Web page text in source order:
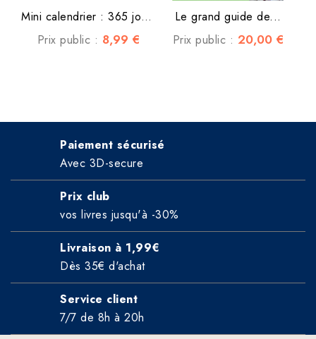
Mini calendrier : 365 jours...
Prix public : 8,99 €
Le grand guide de...
Prix public : 20,00 €
Paiement sécurisé
Avec 3D-secure
Prix club
vos livres jusqu'à -30%
Livraison à 1,99€
Dès 35€ d'achat
Service client
7/7 de 8h à 20h